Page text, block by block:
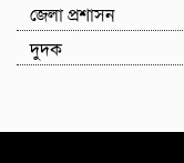
জেলা প্রশাসন
দুদক